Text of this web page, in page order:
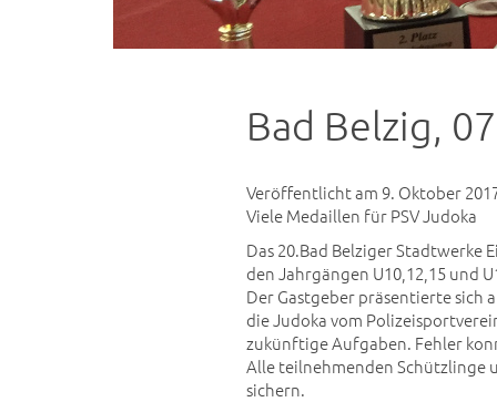
Bad Belzig,
Veröffentlicht am 9. Oktober
Viele Medaillen für PSV Judoka
Das 20.Bad Belziger Stadtwerke
den Jahrgängen U10,12,15 und
Der Gastgeber präsentierte sich
die Judoka vom
zukünftige Aufgaben. Fehler
Alle teilnehmenden Schützlinge
sichern.